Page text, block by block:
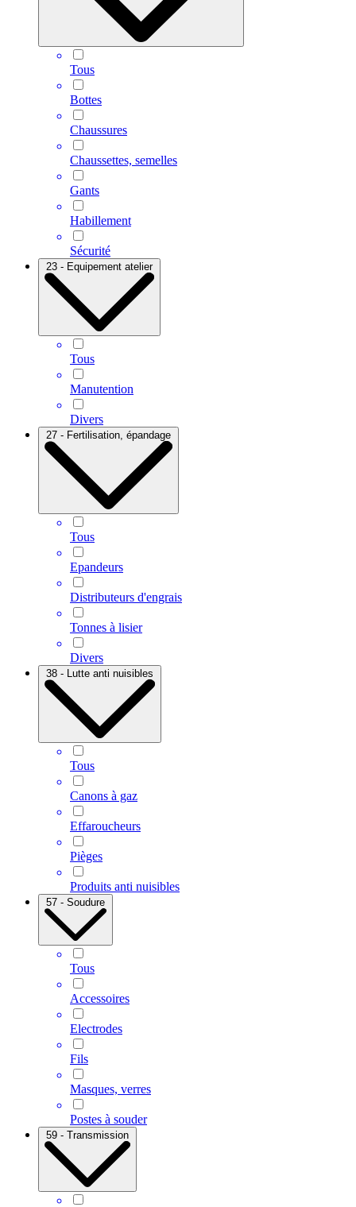
Tous
Bottes
Chaussures
Chaussettes, semelles
Gants
Habillement
Sécurité
23 - Equipement atelier
Tous
Manutention
Divers
27 - Fertilisation, épandage
Tous
Epandeurs
Distributeurs d'engrais
Tonnes à lisier
Divers
38 - Lutte anti nuisibles
Tous
Canons à gaz
Effaroucheurs
Pièges
Produits anti nuisibles
57 - Soudure
Tous
Accessoires
Electrodes
Fils
Masques, verres
Postes à souder
59 - Transmission